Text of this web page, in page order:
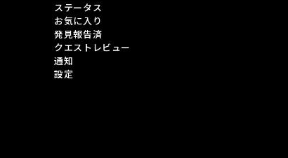
ステータス
お気に入り
発見報告済
クエストレビュー
通知
設定